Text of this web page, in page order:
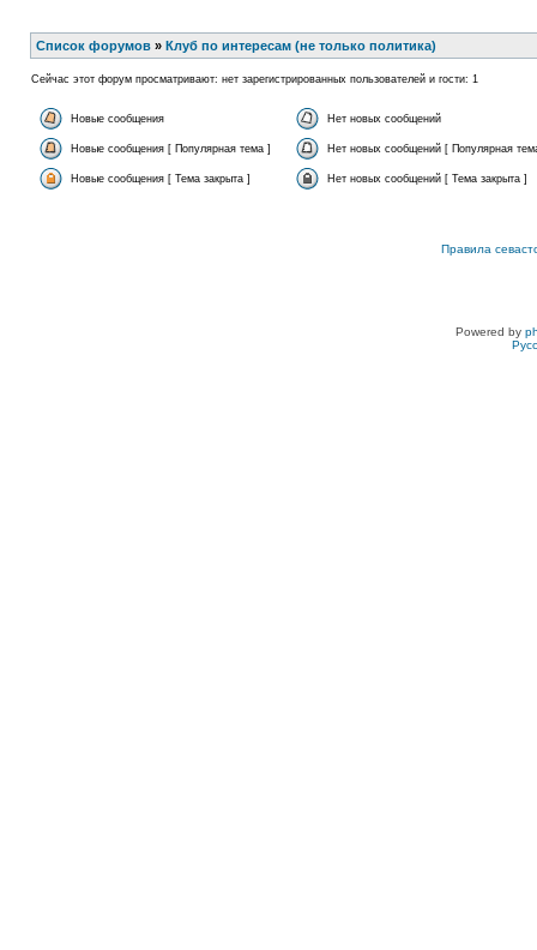
Список форумов » Клуб по интересам (не только политика)
Сейчас этот форум просматривают: нет зарегистрированных пользователей и гости: 1
Новые сообщения Нет новых сообщений
Новые сообщения [ Популярная тема ] Нет новых сообщений [ Популярная
Новые сообщения [ Тема закрыта ] Нет новых сообщений [ Тема закрыта ]
Правила
Powered by